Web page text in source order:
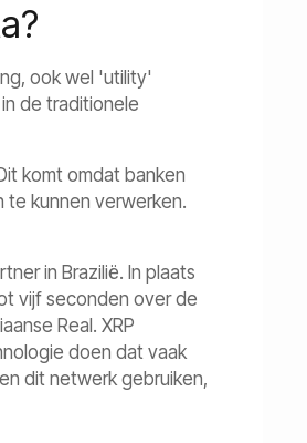
ook wel 'utility'
de traditionele
komt omdat banken
kunnen verwerken.
in Brazilië. In plaats
vijf seconden over de
Real. XRP
doen dat vaak
dit netwerk gebruiken,